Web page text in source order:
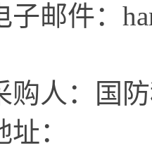
子邮件：
购人：
国
址：